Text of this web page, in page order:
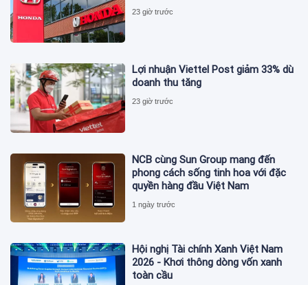
23 giờ trước
Lợi nhuận Viettel Post giảm 33% dù
doanh thu tăng
23 giờ trước
NCB cùng Sun Group mang đến
phong cách sống tinh hoa với đặc
quyền hàng đầu Việt Nam
1 ngày trước
Hội nghị Tài chính Xanh Việt Nam
2026 - Khơi thông dòng vốn xanh
toàn cầu